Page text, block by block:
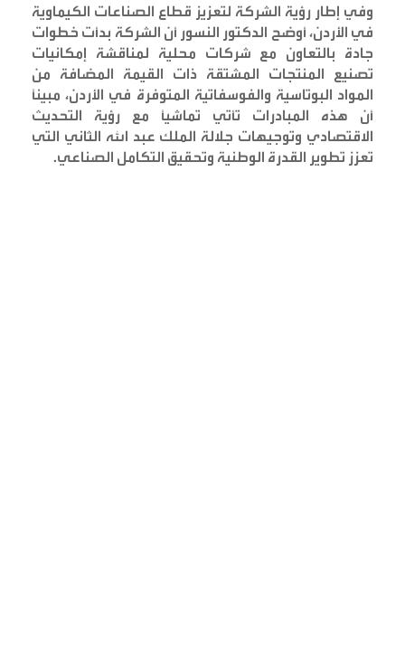
وفي إطار رؤية الشركة لتعزيز قطاع الصناعات الكيماوية
في الأردن، أوضح الدكتور النسور أن الشركة بدأت خطوات
جادة بالتعاون مع شركات محلية لمناقشة إمكانيات
تصنيع المنتجات المشتقة ذات القيمة المضافة من
المواد البوتاسية والفوسفاتية المتوفرة في الأردن، مبيناً
أن هذه المبادرات تأتي تماشياً مع رؤية التحديث
الاقتصادي وتوجيهات جلالة الملك عبد الله الثاني التي
تعزز تطوير القدرة الوطنية وتحقيق التكامل الصناعي.